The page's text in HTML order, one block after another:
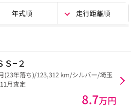
年式順 走行距離順
Ｓ−２
(23年落ち)/123,312 km/シルバー/埼玉
月査定
8.7万円